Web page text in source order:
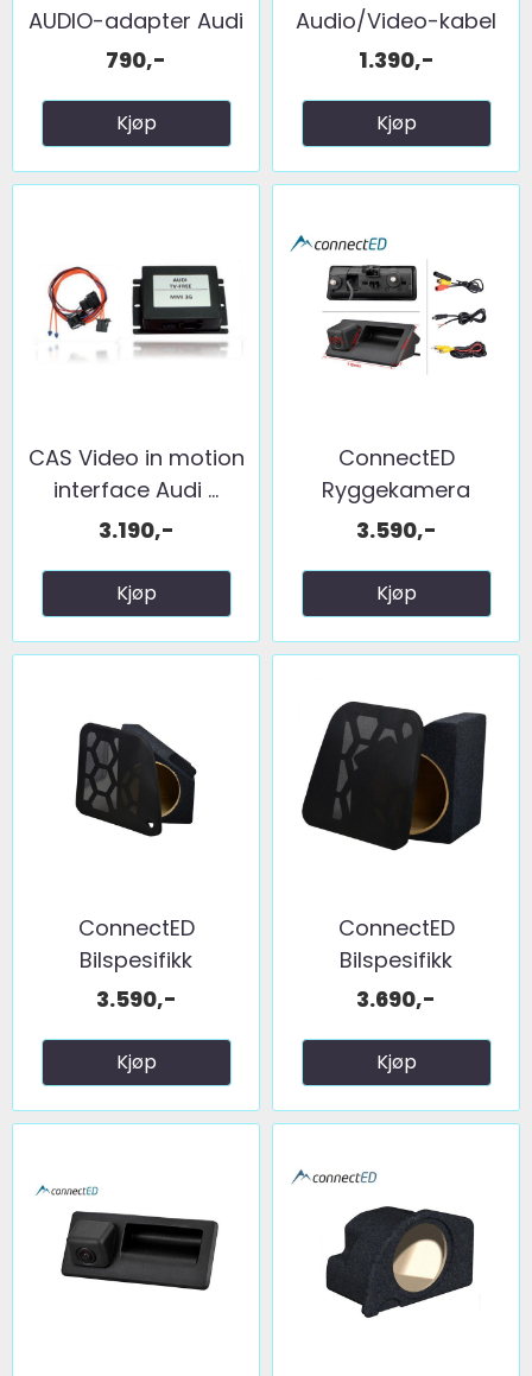
AUDIO-adapter Audi
...
790,-
Kjøp
Audio/Video-kabel
Til Audi ...
1.390,-
Kjøp
CAS Video in motion
interface Audi ...
3.190,-
Kjøp
ConnectED
Ryggekamera
(håndtak) (CVBS) ...
3.590,-
Kjøp
ConnectED
Bilspesifikk
basskasse 8" ...
3.590,-
Kjøp
ConnectED
Bilspesifikk
basskasse 8" ...
3.690,-
Kjøp